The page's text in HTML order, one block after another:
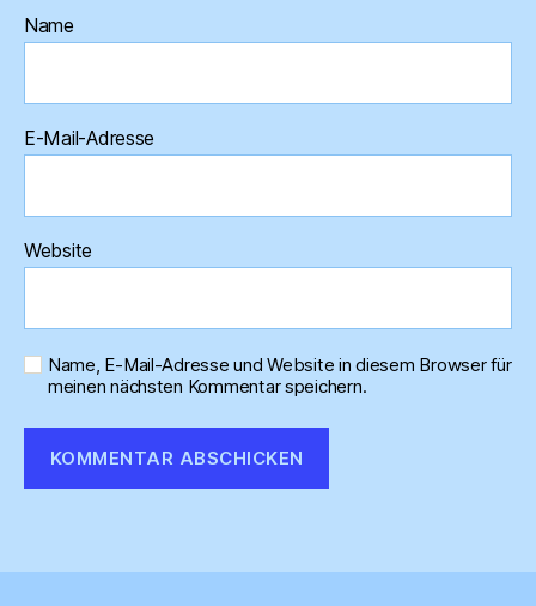
Name
E-Mail-Adresse
Website
Name, E-Mail-Adresse und Website in diesem Browser für
meinen nächsten Kommentar speichern.